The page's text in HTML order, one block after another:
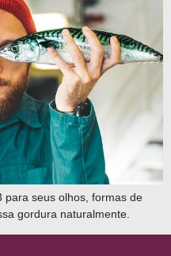
para seus olhos, formas de
gordura naturalmente.